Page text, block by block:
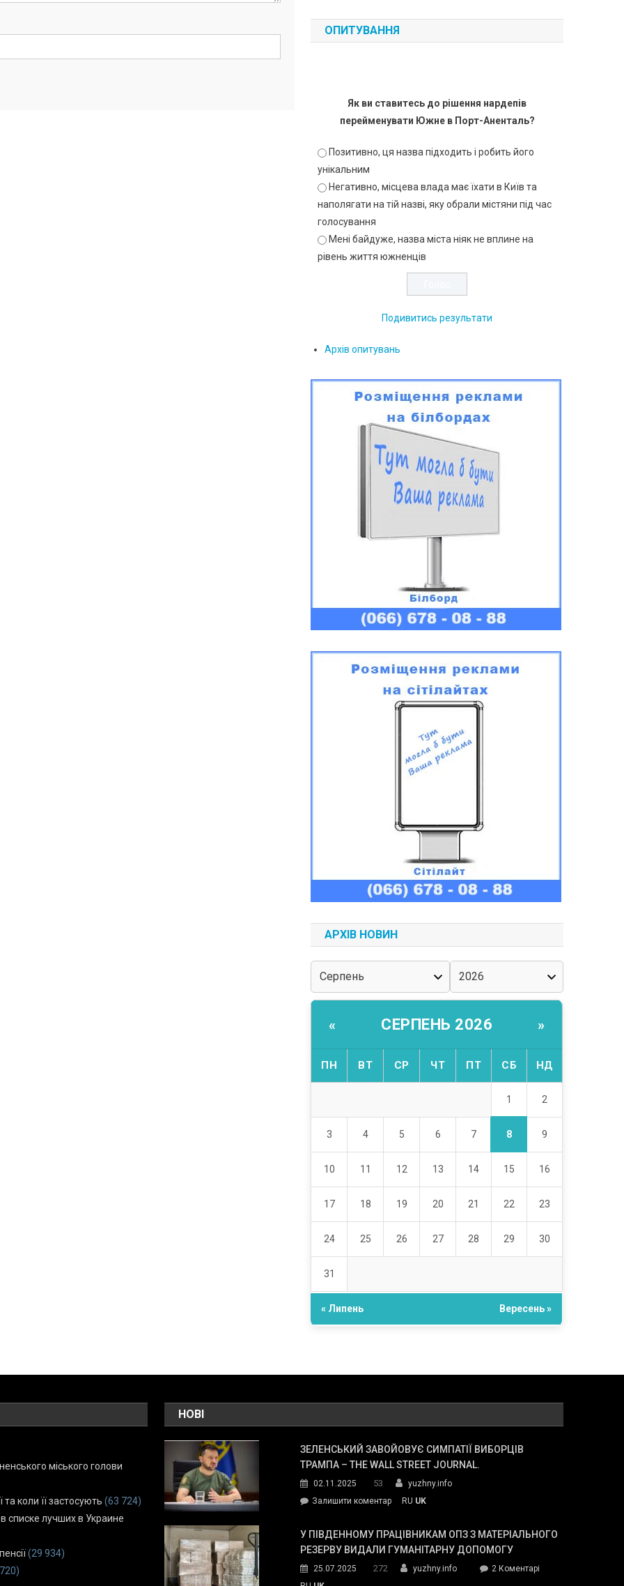
ОПИТУВАННЯ
Як ви ставитесь до рішення нардепів
перейменувати Южне в Порт-Аненталь?
Позитивно, ця назва підходить і робить його
унікальним
Негативно, місцева влада має їхати в Київ та
наполягати на тій назві, яку обрали містяни під час
голосування
Мені байдуже, назва міста ніяк не вплине на
рівень життя южненців
Подивитись результати
Архів опитувань
АРХІВ НОВИН
« СЕРПЕНЬ 2026 »
ПН ВТ СР ЧТ ПТ СБ НД
1 2
3 4 5 6 7 8 9
10 11 12 13 14 15 16
17 18 19 20 21 22 23
24 25 26 27 28 29 30
31
« Липень Вересень »
міського голови
коли її застосують (63 724)
списке лучших в Украине
(29 934)
НОВІ
ЗЕЛЕНСЬКИЙ ЗАВОЙОВУЄ СИМПАТІЇ ВИБОРЦІВ
ТРАМПА – THE WALL STREET JOURNAL.
02.11.2025 53
yuzhny.info
Залишити коментарon
завойовує
симпатії
Трампа
RU UK
У ПІВДЕННОМУ ПРАЦІВНИКАМ ОПЗ З МАТЕРІАЛЬНОГО
РЕЗЕРВУ ВИДАЛИ ГУМАНІТАРНУ ДОПОМОГУ
25.07.2025 272 yuzhny.info 2 Коментарідо